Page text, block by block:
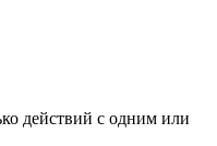
действий с одним или